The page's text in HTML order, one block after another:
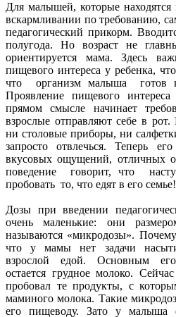
Для малышей, которые
вскармливании по требованию,
педагогический прикорм.
полугода. Но возраст не
ориентируется мама. Здесь
пищевого интереса у ребенка,
что организм малыша готов
Проявление пищевого
прямом смысле начинает
взрослые отправляют себе в
ни столовые приборы, ни
запросто отвлечься. Теперь
вкусовых ощущений, отличных
поведение говорит, что
пробовать то, что едят в его семье!
Дозы при введении
очень маленькие: они
называются «микродозы».
что у мамы нет задачи
взрослой едой. Основным
остается грудное молоко.
пробовал те продукты, с
маминого молока. Такие
его пищеводу. Зато у малыша